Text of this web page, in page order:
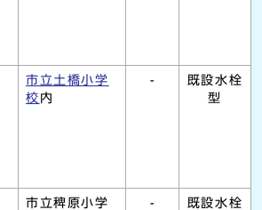
市立土橋小学
校 内
-
既設水栓
型
市立稗原小学
-
既設水栓